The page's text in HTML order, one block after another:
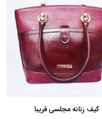
کیف زنانه مجلسی فریبا